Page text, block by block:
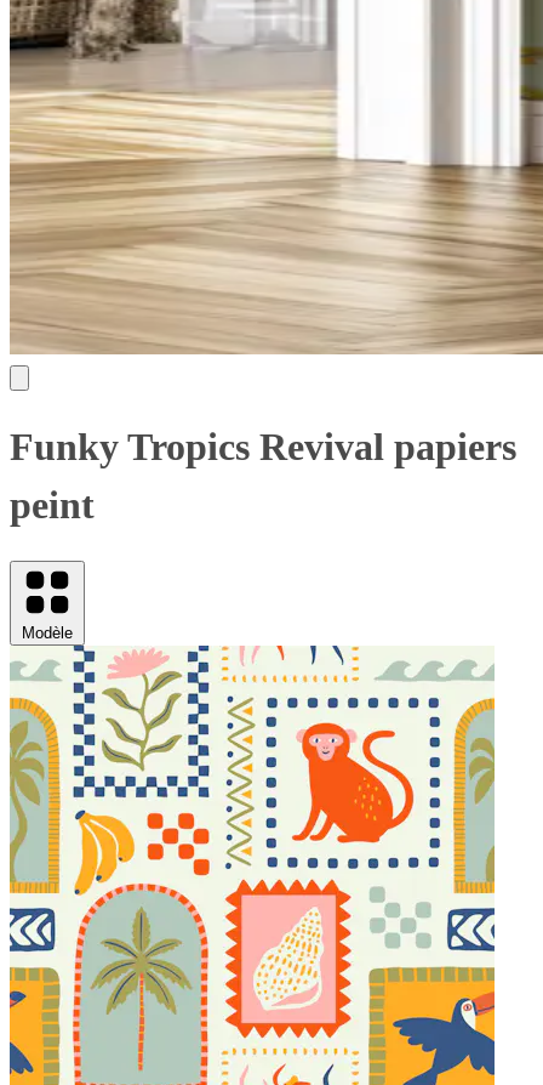
Funky Tropics Revival papiers
peint
Modèle